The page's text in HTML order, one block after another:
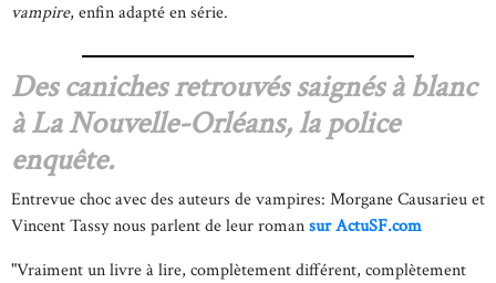
vampire, enfin adapté en série.
Des caniches retrouvés saignés à blanc
à La Nouvelle-Orléans, la police
enquête.
Entrevue choc avec des auteurs de vampires: Morgane Causarieu et
Vincent Tassy nous parlent de leur romansur ActuSF.com
"Vraiment un livre à lire, complètement différent, complètement